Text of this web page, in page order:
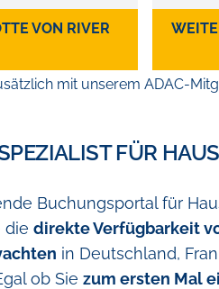
VON RIVER
mit unserem ADAC-
FÜR
Buchungsportal für
die direkte Verfügbarkeit
in Deutschland,
ob Sie zum ersten Mal